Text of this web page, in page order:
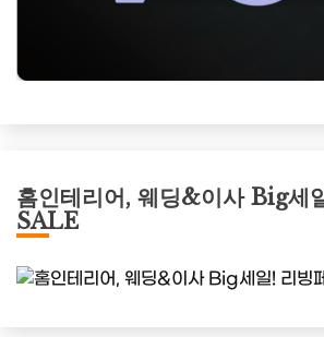
홈인테리어, 웨딩&이사 Big세
SALE